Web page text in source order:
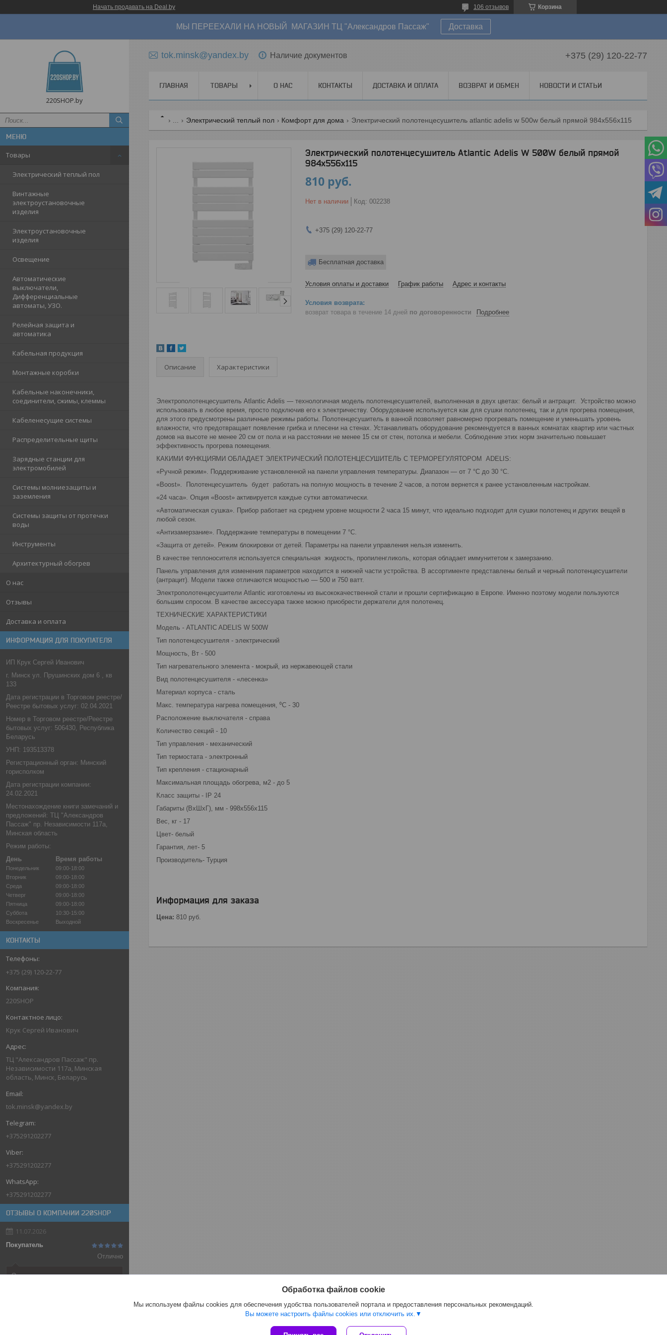
Начать продавать на Deal.by Корзина
106 отзывов
МЫ ПЕРЕЕХАЛИ НА НОВЫЙ МАГАЗИН ТЦ "Александров Пассаж" Доставка
220SHOP.by
Товары
Электрический теплый пол
Винтажные
электроустановочные
изделия
Электроустановочные
изделия
Освещение
Автоматические
выключатели,
Дифференциальные
автоматы, УЗО.
Релейная защита и
автоматика
Кабельная продукция
Монтажные коробки
Кабельные наконечники,
соединители, сжимы, клеммы
Кабеленесущие системы
Распределительные щиты
Зарядные станции для
электромобилей
Системы молниезащиты и
заземления
Системы защиты от протечки
воды
Инструменты
Архитектурный обогрев
О нас
Отзывы
Доставка и оплата
ИНФОРМАЦИЯ ДЛЯ ПОКУПАТЕЛЯ
ИП Крук Сергей Иванович
г. Минск ул. Прушинских дом 6 , кв
133
Дата регистрации в Торговом реестре/
Реестре бытовых услуг: 02.04.2021
Номер в Торговом реестре/Реестре
бытовых услуг: 506430, Республика
Беларусь
УНП: 193513378
Регистрационный орган: Минский
горисполком
Дата регистрации компании:
24.02.2021
Местонахождение книги замечаний и
предложений: ТЦ "Александров
Пассаж" пр. Независимости 117а,
Минская область
Режим работы:
День
Время работы
Понедельник
09:00-18:00
Вторник
09:00-18:00
Среда
09:00-18:00
Четверг
09:00-18:00
Пятница
09:00-18:00
Суббота
10:30-15:00
Воскресенье
Выходной
КОНТАКТЫ
+375 (29) 120-22-77
220SHOP
Крук Сергей Иванович
ТЦ "Александров Пассаж" пр.
Независимости 117а, Минская
область, Минск, Беларусь
tok.minsk@yandex.by
+375291202277
+375291202277
+375291202277
ОТЗЫВЫ О КОМПАНИИ 220SHOP
11.07.2026
Покупатель
Отлично
Оригинальные товары автоматов
tok.minsk@yandex.by Наличие документов +375 (29) 120-22-77
ГЛАВНАЯ ТОВАРЫ О НАС КОНТАКТЫ ДОСТАВКА И ОПЛАТА ВОЗВРАТ И ОБМЕН НОВОСТИ И СТАТЬИ
Электрический теплый пол Комфорт для дома Электрический полотенцесушитель atlantic adelis w 500w белый прямой 984x556x115
Электрический полотенцесушитель Atlantic Adelis W 500W белый прямой
984x556x115
810 руб.
Нет в наличии Код: 002238
+375 (29) 120-22-77
Бесплатная доставка
Условия оплаты и доставки График работы Адрес и контакты
возврат товара в течение 14 дней по договоренности Подробнее
Описание Характеристики
Электрополотенцесушитель Atlantic Adelis — технологичная модель полотенцесушителей, выполненная в двух цветах: белый и антрацит. Устройство можно
использовать в любое время, просто подключив его к электричеству. Оборудование используется как для сушки полотенец, так и для прогрева помещения,
для этого предусмотрены различные режимы работы. Полотенцесушитель в ванной позволяет равномерно прогревать помещение и уменьшать уровень
влажности, что предотвращает появление грибка и плесени на стенах. Устанавливать оборудование рекомендуется в ванных комнатах квартир или частных
домов на высоте не менее 20 см от пола и на расстоянии не менее 15 см от стен, потолка и мебели. Соблюдение этих норм значительно повышает
эффективность прогрева помещения.
КАКИМИ ФУНКЦИЯМИ ОБЛАДАЕТ ЭЛЕКТРИЧЕСКИЙ ПОЛОТЕНЦЕСУШИТЕЛЬ С ТЕРМОРЕГУЛЯТОРОМ ADELIS:
«Ручной режим». Поддерживание установленной на панели управления температуры. Диапазон — от 7 °С до 30 °С.
«Boost». Полотенцесушитель будет работать на полную мощность в течение 2 часов, а потом вернется к ранее установленным настройкам.
«24 часа». Опция «Boost» активируется каждые сутки автоматически.
«Автоматическая сушка». Прибор работает на среднем уровне мощности 2 часа 15 минут, что идеально подходит для сушки полотенец и других вещей в
любой сезон.
«Антизамерзание». Поддержание температуры в помещении 7 °С.
«Защита от детей». Режим блокировки от детей. Параметры на панели управления нельзя изменить.
В качестве теплоносителя используется специальная жидкость, пропиленгликоль, которая обладает иммунитетом к замерзанию.
Панель управления для изменения параметров находится в нижней части устройства. В ассортименте представлены белый и черный полотенцесушители
(антрацит). Модели также отличаются мощностью — 500 и 750 ватт.
Электрополотенцесушители Atlantic изготовлены из высококачественной стали и прошли сертификацию в Европе. Именно поэтому модели пользуются
большим спросом. В качестве аксессуара также можно приобрести держатели для полотенец.
ТЕХНИЧЕСКИЕ ХАРАКТЕРИСТИКИ
Модель - ATLANTIC ADELIS W 500W
Тип полотенцесушителя - электрический
Мощность, Вт - 500
Тип нагревательного элемента - мокрый, из нержавеющей стали
Вид полотенцесушителя - «лесенка»
Материал корпуса - сталь
Макс. температура нагрева помещения, ⁰C - 30
Расположение выключателя - справа
Количество секций - 10
Тип управления - механический
Тип термостата - электронный
Тип крепления - стационарный
Максимальная площадь обогрева, м2 - до 5
Класс защиты - IP 24
Габариты (ВхШхГ), мм - 998х556х115
Вес, кг - 17
Цвет- белый
Гарантия, лет- 5
Производитель- Турция
Информация для заказа
Цена: 810 руб.
Обработка файлов cookie
Мы используем файлы cookies для обеспечения удобства пользователей портала и предоставления персональных рекомендаций.
Вы можете настроить файлы cookies или отключить их.